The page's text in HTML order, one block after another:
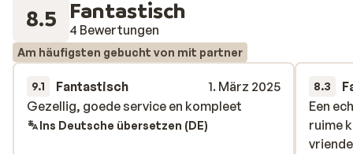
8.5 Fantastisch
4 Bewertungen
Am häufigsten gebucht von mit partner
9.1 Fantastisch
1. März 2025
Gezellig, goede service en kompleet
Gezellig, goede service en kompleet
Ins Deutsche übersetzen (DE)
8.3
Een
ruime
Een
ruime